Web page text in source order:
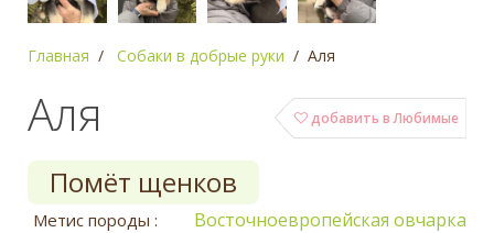
Главная Собаки в добрые руки Аля
добавить в Любимые
Аля
Помёт щенков
Метис породы : Восточноевропейская овчарка